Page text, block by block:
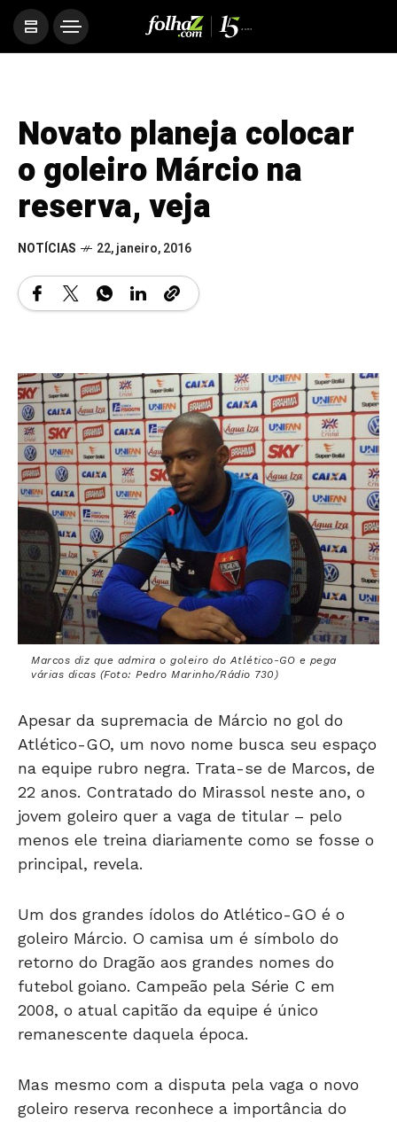
Novato planeja colocar
o goleiro Márcio na
reserva, veja
NOTÍCIAS 22, janeiro, 2016
Marcos diz que admira o goleiro do Atlético-GO e pega
várias dicas (Foto: Pedro Marinho/Rádio 730)
Apesar da supremacia de Márcio no gol do
Atlético-GO, um novo nome busca seu espaço
na equipe rubro negra. Trata-se de Marcos, de
22 anos. Contratado do Mirassol neste ano, o
jovem goleiro quer a vaga de titular – pelo
menos ele treina diariamente como se fosse o
principal, revela.
Um dos grandes ídolos do Atlético-GO é o
goleiro Márcio. O camisa um é símbolo do
retorno do Dragão aos grandes nomes do
futebol goiano. Campeão pela Série C em
2008, o atual capitão da equipe é único
remanescente daquela época.
Mas mesmo com a disputa pela vaga o novo
goleiro reserva reconhece a importância do